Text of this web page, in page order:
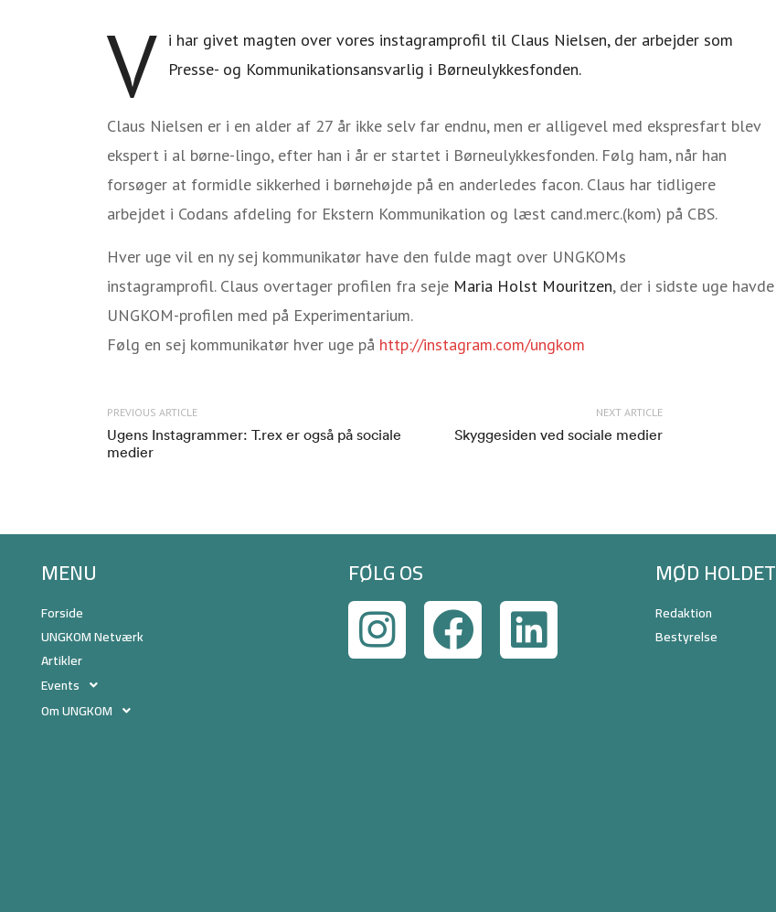
V i har givet magten over vores instagramprofil til Claus Nielsen, der arbejder som
Presse- og Kommunikationsansvarlig i Børneulykkesfonden.
Claus Nielsen er i en alder af 27 år ikke selv far endnu, men er alligevel med ekspresfart blev
ekspert i al børne-lingo, efter han i år er startet i Børneulykkesfonden. Følg ham, når han
forsøger at formidle sikkerhed i børnehøjde på en anderledes facon. Claus har tidligere
arbejdet i Codans afdeling for Ekstern Kommunikation og læst cand.merc.(kom) på CBS.
Hver uge vil en ny sej kommunikatør have den fulde magt over UNGKOMs
instagramprofil. Claus overtager profilen fra seje Maria Holst Mouritzen, der i sidste uge havde
UNGKOM-profilen med på Experimentarium.
Følg en sej kommunikatør hver uge på http://instagram.com/ungkom
PREVIOUS ARTICLE
Ugens Instagrammer: T.rex er også på sociale
medier
NEXT ARTICLE
Skyggesiden ved sociale medier
MENU
Forside
UNGKOM Netværk
Artikler
Events
Om UNGKOM
FØLG OS MØD HOLDET
Redaktion
Bestyrelse